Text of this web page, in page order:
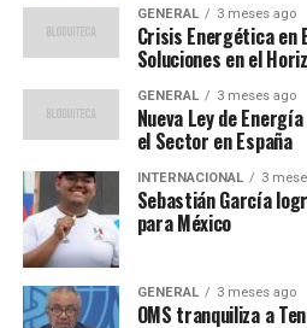
Soluciones
Los expertos en energía han
medidas para mitigar la crisis.
las importaciones de gas
Estados Unidos y Qatar, así
transición hacia fuentes de
“La
fuentes de
GENERAL 3 meses ago
Crisis Energética en
Soluciones en el
GENERAL 3 meses ago
Nueva Ley de
el Sector en España
INTERNACIONAL 3
Sebastián García
para México
GENERAL 3 meses ago
OMS tranquiliza a